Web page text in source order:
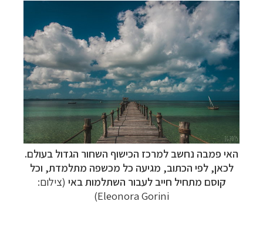
האי פמבה נחשב למרכז הכישוף השחור הגדול בעולם.
לכאן, לפי הכתוב, מגיעה כל מכשפה מתלמדת, וכל
קוסם מתחיל חייב לעבור השתלמות באי (צילום:
Eleonora Gorini)